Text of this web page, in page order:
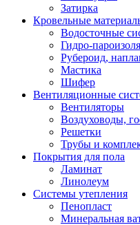
Затирка
Кровельные
Водосточные
Гидро-
Рубероид,
Мастика
Шифер
Вентиляционные
Вентиляторы
Воздуховоды,
Решетки
Трубы и
Покрытия для пола
Ламинат
Линолеум
Системы утепления
Пенопласт
Минеральная